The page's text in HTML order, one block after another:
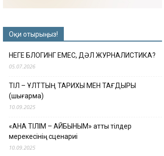
Оқи отырыңыз!
НЕГЕ БЛОГИНГ ЕМЕС, ДӘЛ ЖУРНАЛИСТИКА?
05.07.2026
ТІЛ – ҰЛТТЫҢ ТАРИХЫ МЕН ТАҒДЫРЫ
(шығарма)
10.09.2025
«АНА ТІЛІМ – АЙБЫНЫМ» атты тілдер
мерекесінің сценариі
10.09.2025